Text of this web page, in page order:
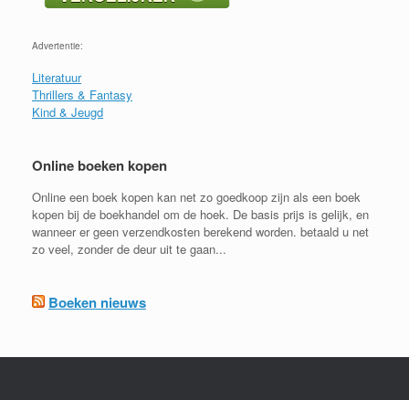
Advertentie:
Literatuur
Thrillers & Fantasy
Kind & Jeugd
Online boeken kopen
Online een boek kopen kan net zo goedkoop zijn als een boek
kopen bij de boekhandel om de hoek. De basis prijs is gelijk, en
wanneer er geen verzendkosten berekend worden. betaald u net
zo veel, zonder de deur uit te gaan...
Boeken nieuws